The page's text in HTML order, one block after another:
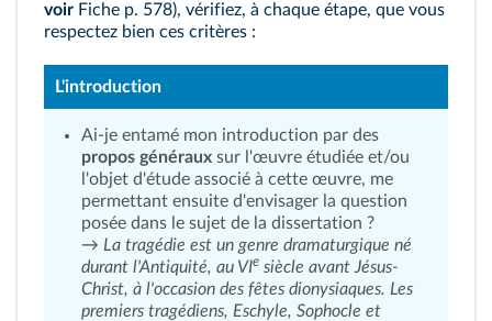
voir Fiche p. 578), vérifiez, à chaque étape, que vous
respectez bien ces critères :
L'introduction
Ai-je entamé mon introduction par des
propos généraux sur l'œuvre étudiée et/ou
l'objet d'étude associé à cette œuvre, me
permettant ensuite d'envisager la question
posée dans le sujet de la dissertation ?
→ La tragédie est un genre dramaturgique né
durant l'Antiquité, au VIe siècle avant Jésus-
Christ, à l'occasion des fêtes dionysiaques. Les
premiers tragédiens, Eschyle, Sophocle et